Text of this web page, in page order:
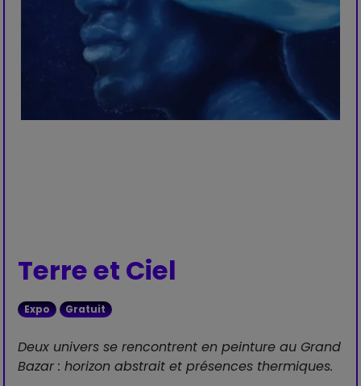
Terre et Ciel
Expo Gratuit
Deux univers se rencontrent en peinture au Grand
Bazar : horizon abstrait et présences thermiques.